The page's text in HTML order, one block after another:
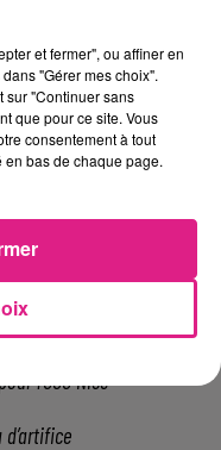
nationale pour la
sont invités à
régionale à Metz
contre le plan de
est prévu
l'OGC Nice
et fermer", ou affiner en
"Gérer mes choix".
sur "Continuer sans
que pour ce site. Vous
consentement à tout
bas de chaque page.